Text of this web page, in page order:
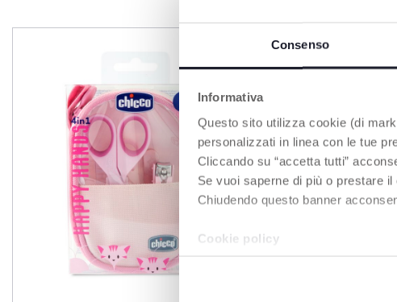
Consenso
Informativa
Questo sito utilizza cookie (di
personalizzati in linea con le tue
Cliccando su “accetta tutti”
Se vuoi saperne di più o prestare
Chiudendo questo banner
Cookie policy